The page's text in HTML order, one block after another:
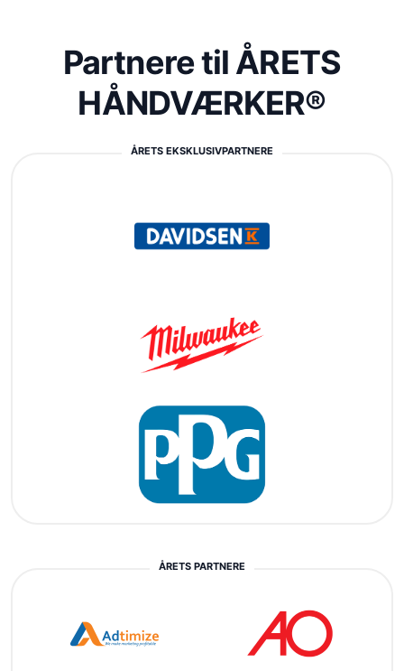
Partnere til ÅRETS
HÅNDVÆRKER®
ÅRETS EKSKLUSIVPARTNERE
ÅRETS PARTNERE